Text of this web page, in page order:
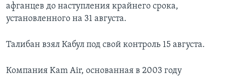
афганцев до наступления крайнего срока,
установленного на 31 августа.
Талибан взял Кабул под свой контроль 15 августа.
Компания Kam Air, основанная в 2003 году